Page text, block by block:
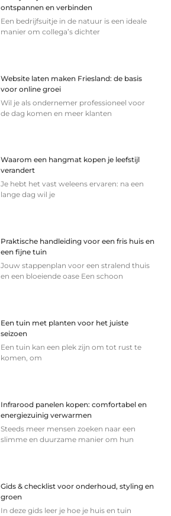
ontspannen en verbinden
Een bedrijfsuitje in de natuur is een ideale
manier om collega’s dichter
Website laten maken Friesland: de basis
voor online groei
Wil je als ondernemer professioneel voor
de dag komen en meer klanten
Waarom een hangmat kopen je leefstijl
verandert
Je hebt het vast weleens ervaren: na een
lange dag wil je
Praktische handleiding voor een fris huis en
een fijne tuin
Jouw stappenplan voor een stralend thuis
en een bloeiende oase Een schoon
Een tuin met planten voor het juiste
seizoen
Een tuin kan een plek zijn om tot rust te
komen, om
Infrarood panelen kopen: comfortabel en
energiezuinig verwarmen
Steeds meer mensen zoeken naar een
slimme en duurzame manier om hun
Gids & checklist voor onderhoud, styling en
groen
In deze gids leer je hoe je huis en tuin